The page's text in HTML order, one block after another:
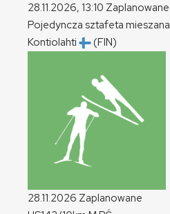
28.11.2026, 13:10 Zaplanowane
Pojedyncza sztafeta mieszana
Kontiolahti
(FIN)
28.11.2026 Zaplanowane